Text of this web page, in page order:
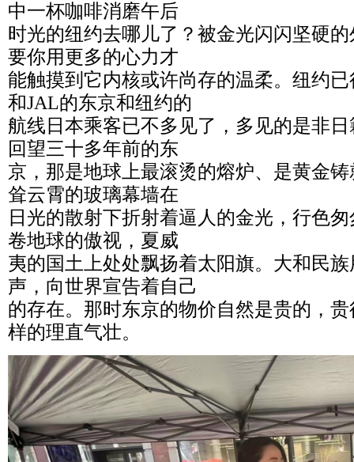
中一杯咖啡消磨午后
时光的纽约去哪儿了？被金光闪闪坚硬
要你用更多的心力才
能触摸到它内核或许尚存的温柔。纽约
和JAL的东京和纽约的
航线日本乘客已不多见了，多见的是非
回望三十多年前的东
京，那是地球上最滚烫的熔炉、是黄金
耸云霄的玻璃幕墙在
日光的散射下折射着逼人的金光，行色
卷地球的傲视，夏威
夷的国土上处处飘扬着太阳旗。大和民
声，向世界宣告着自己
的存在。那时东京的物价自然是贵的，
样的理直气壮。